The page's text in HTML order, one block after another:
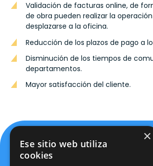
Validación de facturas online, de
de obra pueden realizar la
desplazarse a la oficina.
Reducción de los plazos de pago a
Disminución de los tiempos de
departamentos.
Mayor satisfacción del cliente.
×
Ese sitio web utiliza
cookies